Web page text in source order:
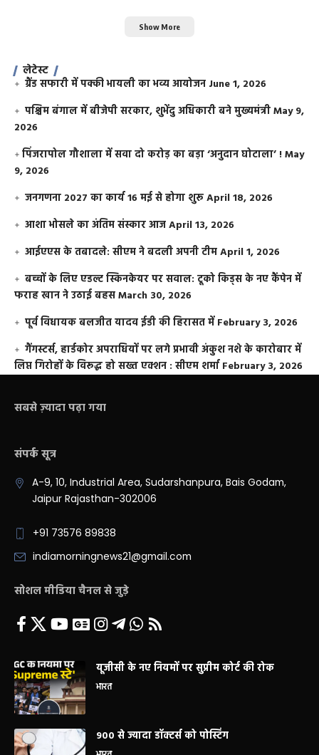
Show More
लेटेस्ट
ग्रैंड सफारी में पक्की भायली का भव्य आयोजन June 1, 2026
पश्चिम बंगाल में बीजेपी सरकार, शुभेंदु अधिकारी बने मुख्यमंत्रीMay 9,
2026
​पिंजरापोल गौशाला में सवा दो करोड़ का बड़ा ‘अनुदान घोटाला’ !May
9, 2026
जनगणना 2027 का कार्य 16 मई से होगा शुरूApril 18, 2026
आशा भोसले का अंतिम संस्कार आजApril 13, 2026
आईएएस के तबादले: सीएम ने बदली अपनी टीमApril 1, 2026
बच्चों के लिए एडल्ट स्किनकेयर पर सवाल: टूको किड्स के नए कैंपेन में
फराह खान ने उठाई बहसMarch 30, 2026
पूर्व विधायक बलजीत यादव ईडी की हिरासत में February 3, 2026
गैंगस्टर्स, हार्डकोर अपराधियों पर लगे प्रभावी अंकुश नशे के कारोबार में
लिप्त गिरोहों के विरूद्ध हो सख्त एक्शन : सीएम शर्मा February 3, 2026
सबसे ज़्यादा पढ़ा गया
संपर्क सूत्र
A-9, 10, Industrial Area, Sudarshanpura, Bais Godam,
Jaipur Rajasthan-302006
+91 73576 89838
indiamorningnews21@gmail.com
सोशल मीडिया चैनल से जुड़े
यूजीसी के नए नियमों पर सुप्रीम कोर्ट की रोक
भारत
900 से ज्यादा डॉक्टर्स को पोस्टिंग